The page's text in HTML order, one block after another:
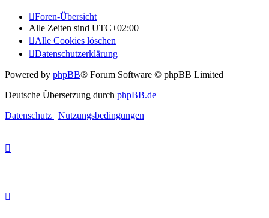
Foren-Übersicht
Alle Zeiten sind UTC+02:00
Alle Cookies löschen
Datenschutzerklärung
Powered by phpBB® Forum Software © phpBB Limited
Deutsche Übersetzung durch phpBB.de
Datenschutz | Nutzungsbedingungen